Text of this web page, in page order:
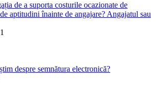
de a suporta costurile ocazionate de
aptitudini înainte de angajare? Angajatul sau
despre semnătura electronică?